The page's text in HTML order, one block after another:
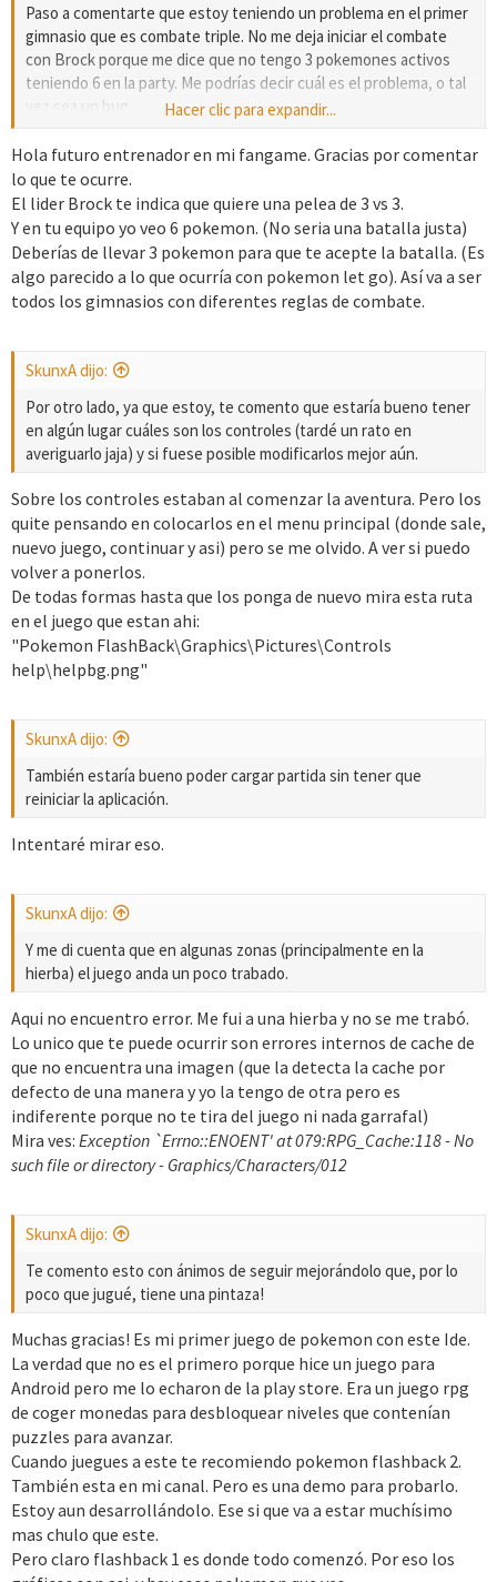
Paso a comentarte que estoy teniendo un problema en el primer
gimnasio que es combate triple. No me deja iniciar el combate
con Brock porque me dice que no tengo 3 pokemones activos
teniendo 6 en la party. Me podrías decir cuál es el problema, o tal
vez sea un bug.
Por las dudas te aclaro: es una partida randomlocke en fácil con
todo aleatorio excepto items.
Hacer clic para expandir...
Hola futuro entrenador en mi fangame. Gracias por comentar
lo que te ocurre.
El lider Brock te indica que quiere una pelea de 3 vs 3.
Y en tu equipo yo veo 6 pokemon. (No seria una batalla justa)
Deberías de llevar 3 pokemon para que te acepte la batalla. (Es
algo parecido a lo que ocurría con pokemon let go). Así va a ser
todos los gimnasios con diferentes reglas de combate.
SkunxA dijo:
Por otro lado, ya que estoy, te comento que estaría bueno tener
en algún lugar cuáles son los controles (tardé un rato en
averiguarlo jaja) y si fuese posible modificarlos mejor aún.
Sobre los controles estaban al comenzar la aventura. Pero los
quite pensando en colocarlos en el menu principal (donde sale,
nuevo juego, continuar y asi) pero se me olvido. A ver si puedo
volver a ponerlos.
De todas formas hasta que los ponga de nuevo mira esta ruta
en el juego que estan ahi:
"Pokemon FlashBack\Graphics\Pictures\Controls
help\helpbg.png"
SkunxA dijo:
También estaría bueno poder cargar partida sin tener que
reiniciar la aplicación.
Intentaré mirar eso.
SkunxA dijo:
Y me di cuenta que en algunas zonas (principalmente en la
hierba) el juego anda un poco trabado.
Aqui no encuentro error. Me fui a una hierba y no se me trabó.
Lo unico que te puede ocurrir son errores internos de cache de
que no encuentra una imagen (que la detecta la cache por
defecto de una manera y yo la tengo de otra pero es
indiferente porque no te tira del juego ni nada garrafal)
Mira ves: Exception `Errno::ENOENT' at 079:RPG_Cache:118 - No
such file or directory - Graphics/Characters/012
SkunxA dijo:
Te comento esto con ánimos de seguir mejorándolo que, por lo
poco que jugué, tiene una pintaza!
Muchas gracias! Es mi primer juego de pokemon con este Ide.
La verdad que no es el primero porque hice un juego para
Android pero me lo echaron de la play store. Era un juego rpg
de coger monedas para desbloquear niveles que contenían
puzzles para avanzar.
Cuando juegues a este te recomiendo pokemon flashback 2.
También esta en mi canal. Pero es una demo para probarlo.
Estoy aun desarrollándolo. Ese si que va a estar muchísimo
mas chulo que este.
Pero claro flashback 1 es donde todo comenzó. Por eso los